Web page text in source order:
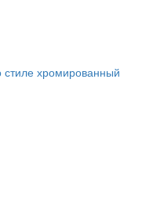
хромированный